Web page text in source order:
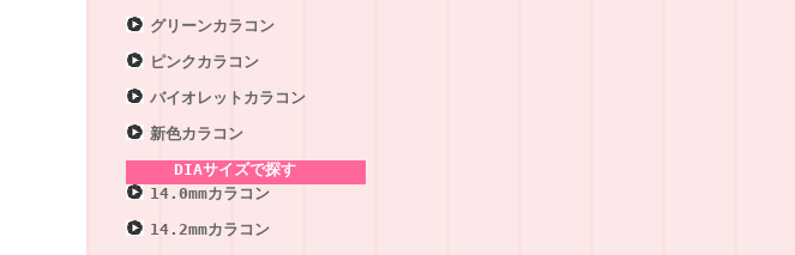
グリーンカラコン
ピンクカラコン
バイオレットカラコン
新色カラコン
DIAサイズで探す
14.0mmカラコン
14.2mmカラコン